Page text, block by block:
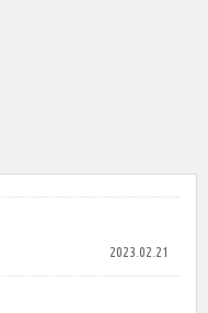
2023.02.21